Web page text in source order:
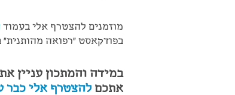
מוזמנים להצטרף אלי בעמוד
בפודקאסט "רפואה מהותנית"
במידה והמתכון עניין
אתכם להצטרף אלי כבר